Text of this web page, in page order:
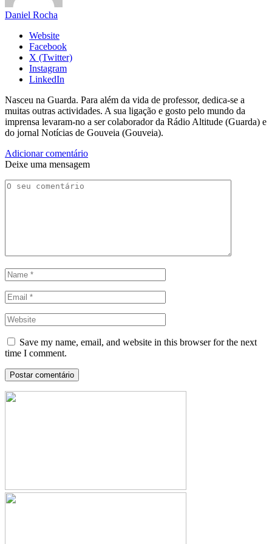
Daniel Rocha
Website
Facebook
X (Twitter)
Instagram
LinkedIn
Nasceu na Guarda. Para além da vida de professor, dedica-se a
muitas outras actividades. A sua ligação e gosto pelo mundo da
imprensa levaram-no a ser colaborador da Rádio Altitude (Guarda) e
do jornal Notícias de Gouveia (Gouveia).
Adicionar comentário
Deixe uma mensagem
Save my name, email, and website in this browser for the next
time I comment.